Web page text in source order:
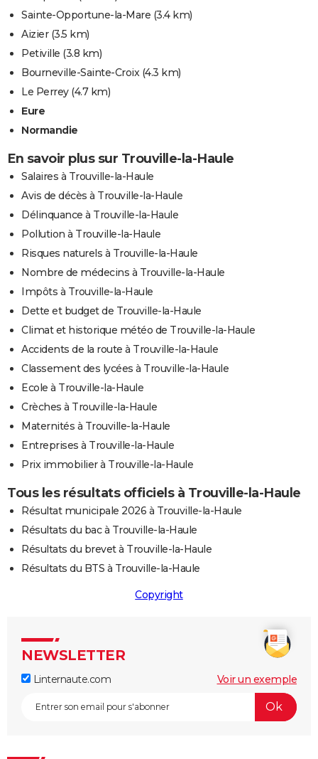
Sainte-Opportune-la-Mare (3.4 km)
Aizier(3.5 km)
Petiville (3.8 km)
Bourneville-Sainte-Croix(4.3 km)
Le Perrey(4.7 km)
Eure
Normandie
En savoir plus sur Trouville-la-Haule
Salaires à Trouville-la-Haule
Avis de décès à Trouville-la-Haule
Délinquance à Trouville-la-Haule
Pollution à Trouville-la-Haule
Risques naturels à Trouville-la-Haule
Nombre de médecins à Trouville-la-Haule
Impôts à Trouville-la-Haule
Dette et budget de Trouville-la-Haule
Climat et historique météo de Trouville-la-Haule
Accidents de la route à Trouville-la-Haule
Classement des lycées à Trouville-la-Haule
Ecole à Trouville-la-Haule
Crèches à Trouville-la-Haule
Maternités à Trouville-la-Haule
Entreprises à Trouville-la-Haule
Prix immobilier à Trouville-la-Haule
Tous les résultats officiels à Trouville-la-Haule
Résultat municipale 2026 à Trouville-la-Haule
Résultats du bac à Trouville-la-Haule
Résultats du brevet à Trouville-la-Haule
Résultats du BTS à Trouville-la-Haule
Copyright
NEWSLETTER
Linternaute.com Voir un exemple